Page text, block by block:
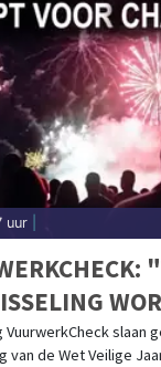
uur
VuurwerkCheck slaan
de Wet Veilige